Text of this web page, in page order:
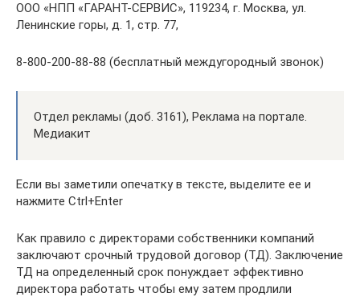
ООО «НПП «ГАРАНТ-СЕРВИС», 119234, г. Москва, ул.
Ленинские горы, д. 1, стр. 77,
8-800-200-88-88 (бесплатный междугородный звонок)
Отдел рекламы (доб. 3161), Реклама на портале.
Медиакит
Если вы заметили опечатку в тексте, выделите ее и
нажмите Ctrl+Enter
Как правило с директорами собственники компаний
заключают срочный трудовой договор (ТД). Заключение
ТД на определенный срок понуждает эффективно
директора работать чтобы ему затем продлили